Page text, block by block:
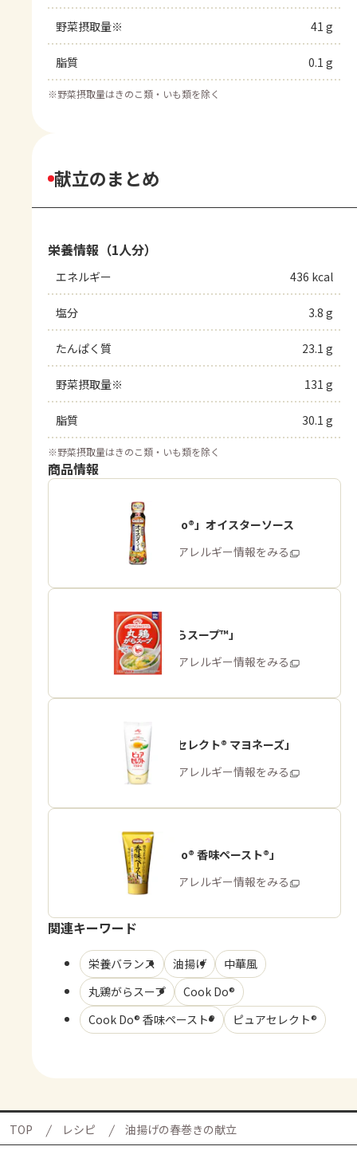
野菜摂取量※ 41 g
脂質 0.1 g
※野菜摂取量はきのこ類・いも類を除く
献立のまとめ
栄養情報（1人分）
エネルギー 436 kcal
塩分 3.8 g
たんぱく質 23.1 g
野菜摂取量※ 131 g
脂質 30.1 g
※野菜摂取量はきのこ類・いも類を除く
商品情報
「Cook Do®」オイスターソース
商品・アレルギー情報をみる
「丸鶏がらスープ™」
商品・アレルギー情報をみる
「ピュアセレクト® マヨネーズ」
商品・アレルギー情報をみる
「Cook Do® 香味ペースト®」
商品・アレルギー情報をみる
関連キーワード
栄養バランス 油揚げ
中華風
丸鶏がらスープ
Cook Do®
Cook Do® 香味ペースト®
ピュアセレクト®
TOP レシピ 油揚げの春巻きの献立